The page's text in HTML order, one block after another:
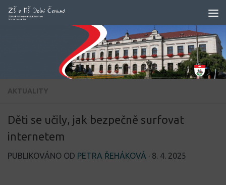
Skip to content
AKTUALITY
Děti se učily, jak bezpečně surfovat
internetem
PUBLIKOVÁNO OD PETRA ŘEHÁKOVÁ · 8. 4. 2025